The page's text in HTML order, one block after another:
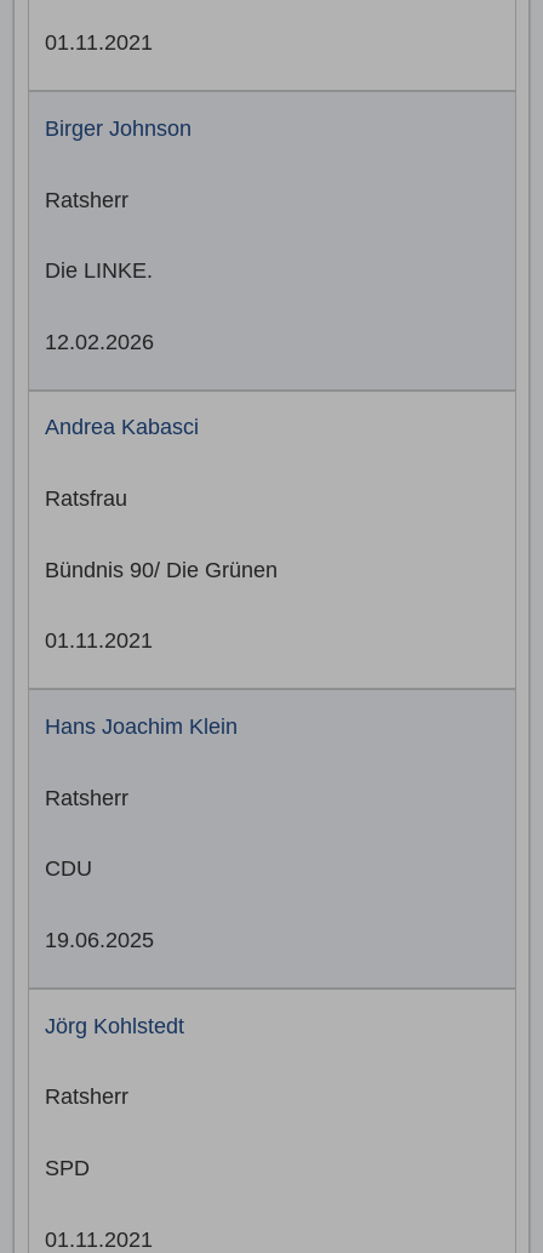
01.11.2021
Birger Johnson
Ratsherr
Die LINKE.
12.02.2026
Andrea Kabasci
Ratsfrau
Bündnis 90/ Die Grünen
01.11.2021
Hans Joachim Klein
Ratsherr
CDU
19.06.2025
Jörg Kohlstedt
Ratsherr
SPD
01.11.2021